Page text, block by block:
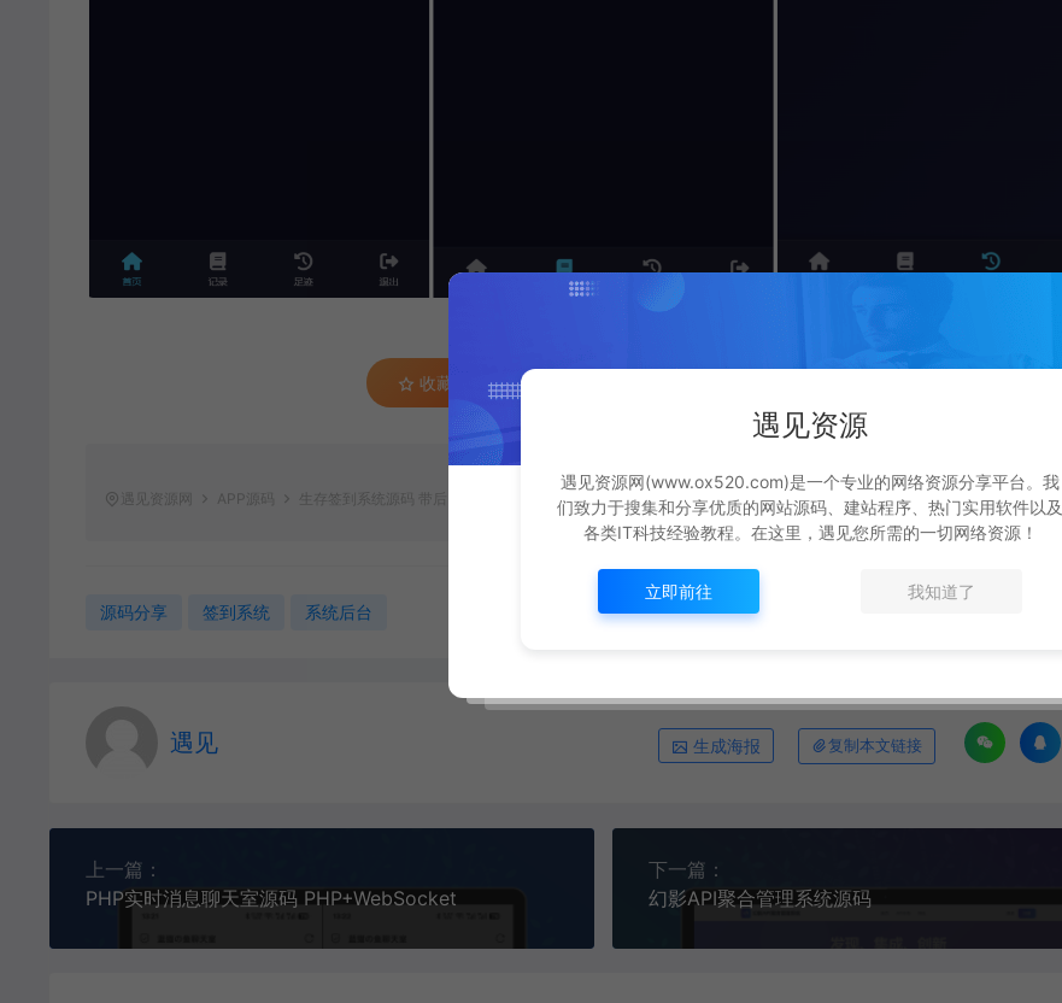
收藏 (0)
遇见资源网 APP源码 生存签到系统源码 带后台 可设置短信邮件配置 https://www.ox520.com/17463.html
源码分享 签到系统 系统后台
遇见 生成海报 复制本文链接
上一篇：
PHP实时消息聊天室源码 PHP+WebSocket
下一篇：
幻影API聚合管理系统源码
遇见资源
遇见资源网(www.ox520.com)是一个专业的网络资源分享平台。我
们致力于搜集和分享优质的网站源码、建站程序、热门实用软件以及
各类IT科技经验教程。在这里，遇见您所需的一切网络资源！
立即前往 我知道了